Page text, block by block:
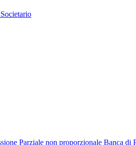
Parziale non proporzionale Banca di